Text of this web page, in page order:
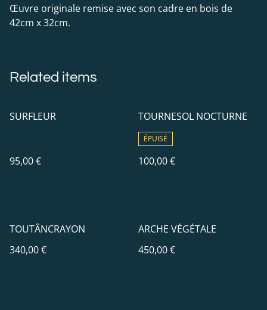
Œuvre originale remise avec son cadre en bois de
42cm x 32cm.
Related items
SURFLEUR
95,00 €
TOURNESOL NOCTURNE
ÉPUISÉ
100,00 €
TOUTÂNCRAYON
340,00 €
ARCHE VÉGÉTALE
450,00 €